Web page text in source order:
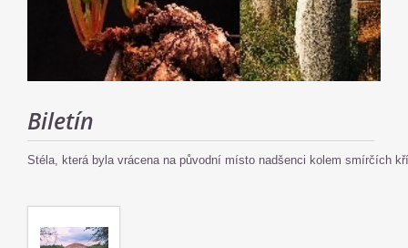
Biletín
Stéla, která byla vrácena na původní místo nadšenci kolem smírčích